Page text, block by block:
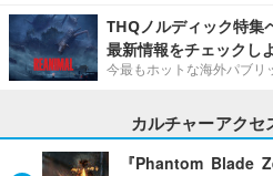
THQノルディック特集
最新情報をチェックし
今最もホットな海外パブリ
カルチャーアクセ
『Phantom Blade